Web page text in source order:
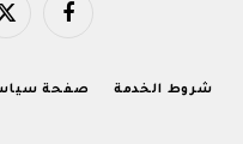
فيسبوك
شروط الخدمة صفحة